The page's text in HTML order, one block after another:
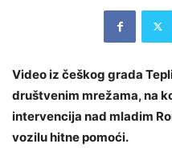
Video iz češkog grada
društvenim mrežama, na
intervencija nad mladim
vozilu hitne pomoći.